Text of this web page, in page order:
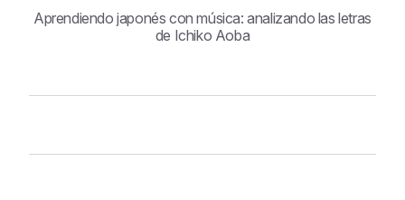
Aprendiendo japonés con música: analizando las letras
de Ichiko Aoba